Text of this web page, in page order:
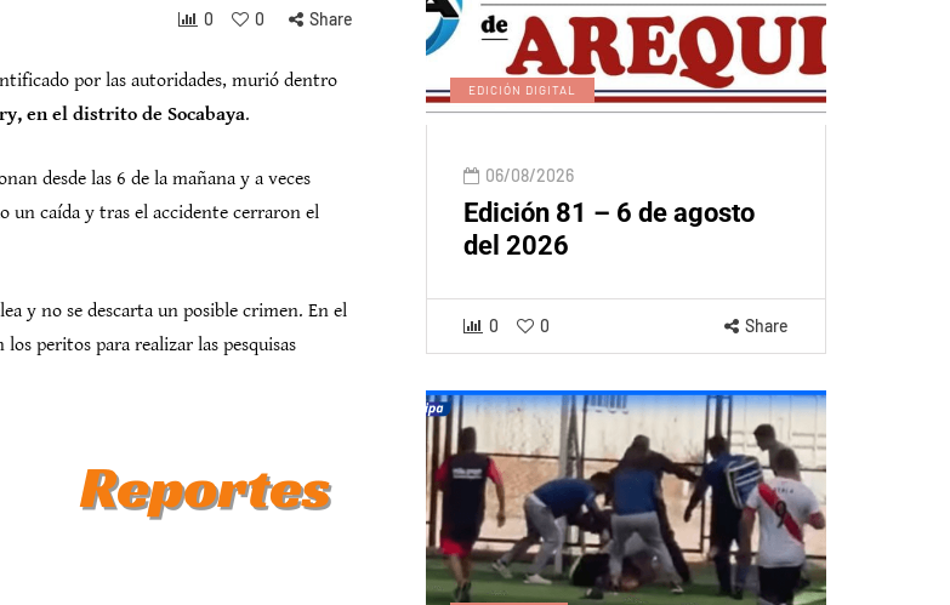
0 0 Share
por las autoridades, murió dentro
en el distrito de Socabaya.
desde las 6 de la mañana y a veces
un caída y tras el accidente cerraron el
y no se descarta un posible crimen. En el
peritos para realizar las pesquisas
EDICIÓN DIGITAL
06/08/2026
Edición 81 – 6 de agosto
del 2026
0 0 Share